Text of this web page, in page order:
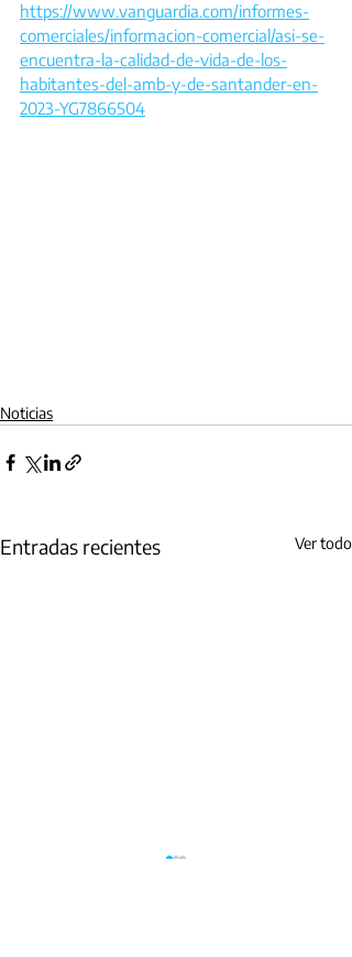
https://www.vanguardia.com/informes-
comerciales/informacion-comercial/asi-se-
encuentra-la-calidad-de-vida-de-los-
habitantes-del-amb-y-de-santander-en-
2023-YG7866504
Noticias
Entradas recientes Ver todo